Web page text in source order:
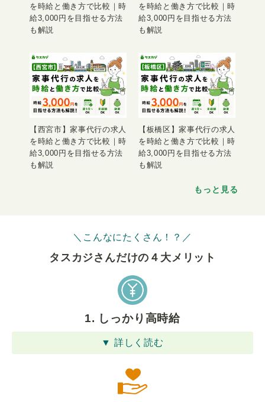
を時給と働き方で比較｜時
給3,000円を目指せる方法
も解説
を時給と働き方で比較｜時
給3,000円を目指せる方法
も解説
【西宮市】家事代行の求人
を時給と働き方で比較｜時
給3,000円を目指せる方法
も解説
【板橋区】家事代行の求人
を時給と働き方で比較｜時
給3,000円を目指せる方法
も解説
もっと見る
＼こんなにたくさん！？／
タスカジさんだけの４⼤メリット
1. しっかり高時給
▼ 詳しく読む